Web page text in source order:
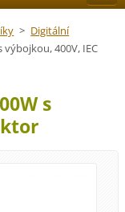
> Digitální
400V, IEC
s